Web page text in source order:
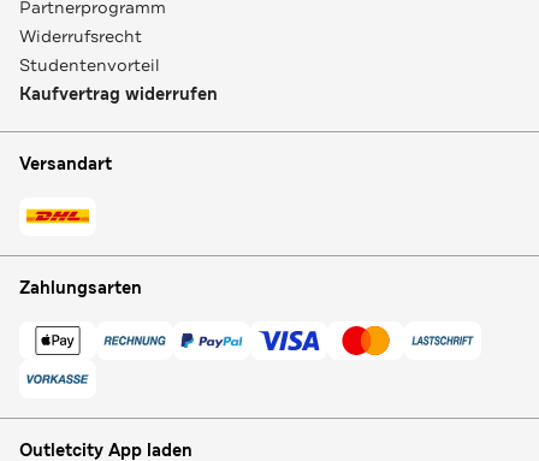
Partnerprogramm
Widerrufsrecht
Studentenvorteil
Kaufvertrag widerrufen
Versandart
Zahlungsarten
Outletcity App laden